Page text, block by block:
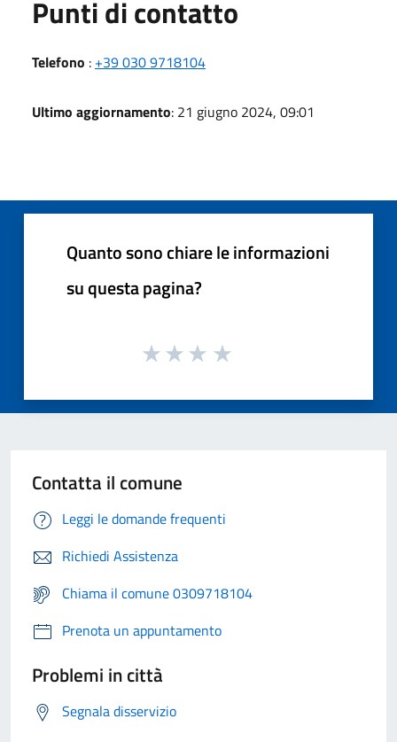
Punti di contatto
Telefono : +39 030 9718104
Ultimo aggiornamento: 21 giugno 2024, 09:01
Quanto sono chiare le informazioni
su questa pagina?
Contatta il comune
Leggi le domande frequenti
Richiedi Assistenza
Chiama il comune 0309718104
Prenota un appuntamento
Problemi in città
Segnala disservizio